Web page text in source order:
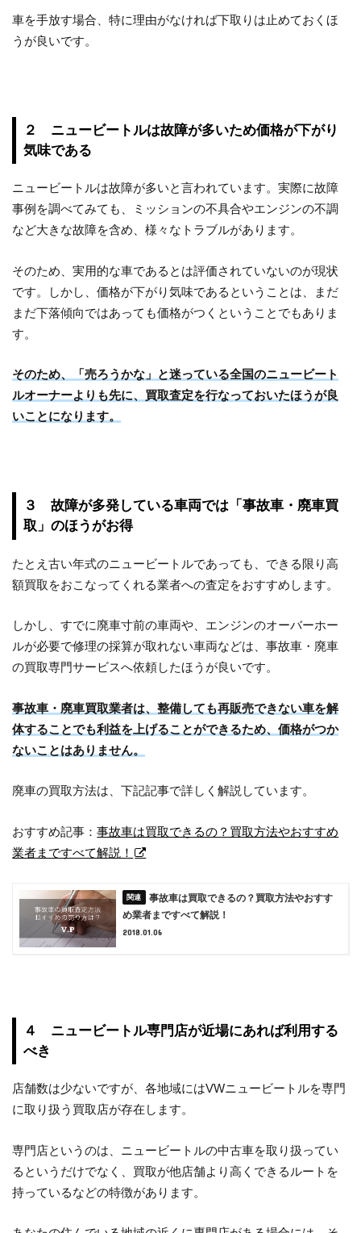
車を手放す場合、特に理由がなければ下取りは止めておくほ
うが良いです。
２ ニュービートルは故障が多いため価格が下がり
気味である
ニュービートルは故障が多いと言われています。実際に故障
事例を調べてみても、ミッションの不具合やエンジンの不調
など大きな故障を含め、様々なトラブルがあります。
そのため、実用的な車であるとは評価されていないのが現状
です。しかし、価格が下がり気味であるということは、まだ
まだ下落傾向ではあっても価格がつくということでもありま
す。
そのため、「売ろうかな」と迷っている全国のニュービート
ルオーナーよりも先に、買取査定を行なっておいたほうが良
いことになります。
３ 故障が多発している車両では「事故車・廃車買
取」のほうがお得
たとえ古い年式のニュービートルであっても、できる限り高
額買取をおこなってくれる業者への査定をおすすめします。
しかし、すでに廃車寸前の車両や、エンジンのオーバーホー
ルが必要で修理の採算が取れない車両などは、事故車・廃車
の買取専門サービスへ依頼したほうが良いです。
事故車・廃車買取業者は、整備しても再販売できない車を解
体することでも利益を上げることができるため、価格がつか
ないことはありません。
廃車の買取方法は、下記記事で詳しく解説しています。
おすすめ記事：事故車は買取できるの？買取方法やおすすめ
業者まですべて解説！
事故車は買取できるの？買取方法やおすす
め業者まですべて解説！
2018.01.06
４ ニュービートル専門店が近場にあれば利用する
べき
店舗数は少ないですが、各地域にはVWニュービートルを専門
に取り扱う買取店が存在します。
専門店というのは、ニュービートルの中古車を取り扱ってい
るというだけでなく、買取が他店舗より高くできるルートを
持っているなどの特徴があります。